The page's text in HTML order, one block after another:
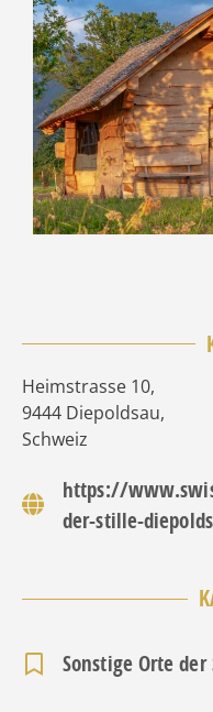
Heimstrasse 10,
9444 Diepoldsau,
Schweiz
https://
der-stille-
Sonstige Orte